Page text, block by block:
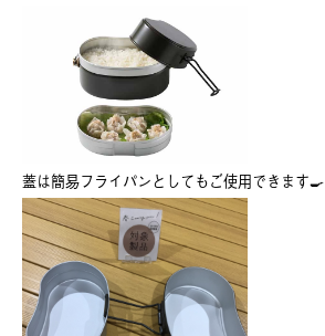
蓋は簡易フライパンとしてもご使用できます🍳